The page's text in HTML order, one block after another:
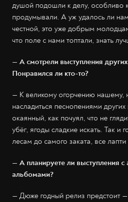
душой подошли к делу, особливо
продумывали. А уж удалось ли
честной, это уже добрым
что поле с нами топтали, знать
— А смотрели выступления
Понравился ли кто-то?
— К великому огорчению нашему,
насладиться песнопениями
окаянный, как почуял, что не
убёг, ягоды сладкие искать. Так и
лесам до самого заката, все лапти
— А планируете ли выступления с
альбомами?
— Дюже годный релиз предстоит